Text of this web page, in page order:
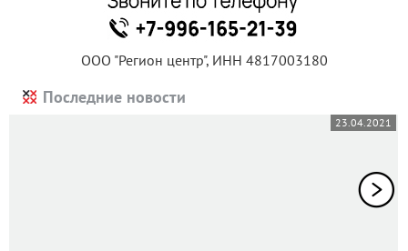
ООО "Регион центр", ИНН 4817003180
Последние новости
23.04.2021